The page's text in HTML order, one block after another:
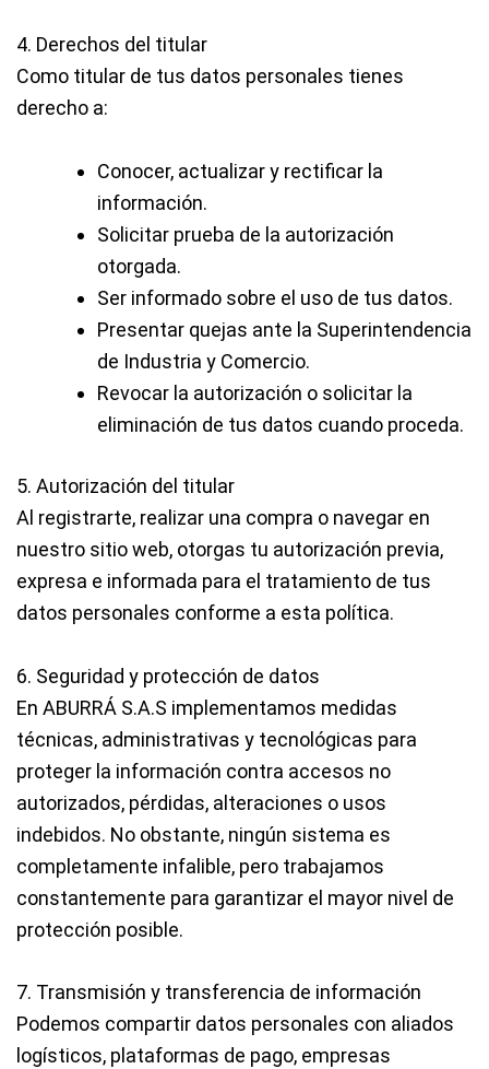
4. Derechos del titular
Como titular de tus datos personales tienes
derecho a:
Conocer, actualizar y rectificar la
información.
Solicitar prueba de la autorización
otorgada.
Ser informado sobre el uso de tus datos.
Presentar quejas ante la Superintendencia
de Industria y Comercio.
Revocar la autorización o solicitar la
eliminación de tus datos cuando proceda.
5. Autorización del titular
Al registrarte, realizar una compra o navegar en
nuestro sitio web, otorgas tu autorización previa,
expresa e informada para el tratamiento de tus
datos personales conforme a esta política.
6. Seguridad y protección de datos
En ABURRÁ S.A.S implementamos medidas
técnicas, administrativas y tecnológicas para
proteger la información contra accesos no
autorizados, pérdidas, alteraciones o usos
indebidos. No obstante, ningún sistema es
completamente infalible, pero trabajamos
constantemente para garantizar el mayor nivel de
protección posible.
7. Transmisión y transferencia de información
Podemos compartir datos personales con aliados
logísticos, plataformas de pago, empresas